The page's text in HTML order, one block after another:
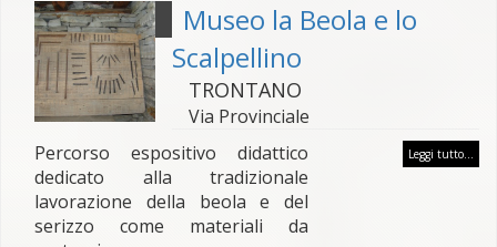
Museo la Beola e lo
Scalpellino
TRONTANO
Via Provinciale
Percorso espositivo didattico
dedicato alla tradizionale
lavorazione della beola e del
serizzo come materiali da
Leggi tutto...